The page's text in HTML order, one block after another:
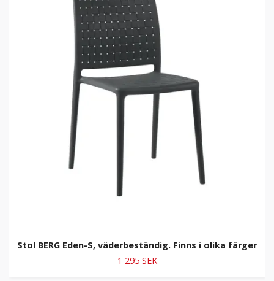
Stol BERG Eden-S, väderbeständig. Finns i olika färger
1 295 SEK